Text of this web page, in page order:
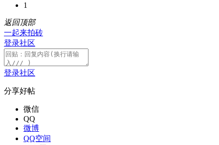
1
返回顶部
一起来拍砖
登录社区
登录社区
分享好帖
微信
QQ
微博
QQ空间